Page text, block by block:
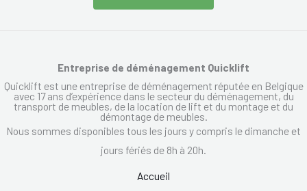
Entreprise de déménagement Quicklift
Quicklift est une entreprise de déménagement réputée en Belgique
avec 17 ans d’expérience dans le secteur du déménagement, du
transport de meubles, de la location de lift et du montage et du
démontage de meubles.
Nous sommes disponibles tous les jours y compris le dimanche et
jours fériés de 8h à 20h.
Accueil